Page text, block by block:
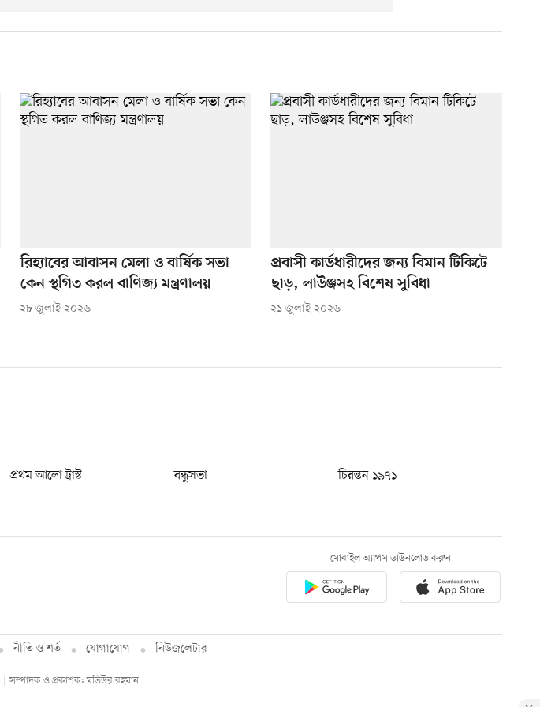
রিহ্যাবের আবাসন মেলা ও বার্ষিক সভা
কেন স্থগিত করল বাণিজ্য মন্ত্রণালয়
২৮ জুলাই ২০২৬
প্রবাসী কার্ডধারীদের জন্য বিমান টিকিটে
ছাড়, লাউঞ্জসহ বিশেষ সুবিধা
২১ জুলাই ২০২৬
প্রথম আলো ট্রাস্ট বন্ধুসভা
চিরন্তন ১৯৭১
মোবাইল অ্যাপস ডাউনলোড করুন
নীতি ও শর্ত যোগাযোগ নিউজলেটার
সম্পাদক ও প্রকাশক: মতিউর রহমান